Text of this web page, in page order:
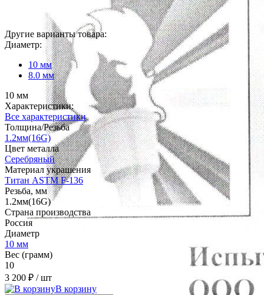
Другие варианты товара:
Диаметр:
10 мм
8.0 мм
10 мм
Характеристики:
Все характеристики
Толщина/Резьба
1.2мм(16G)
Цвет металла
Серебряный
Материал украшения
Титан ASTM F-136
Резьба, мм
1.2мм(16G)
Страна производства
Россия
Диаметр
10 мм
Вес (грамм)
10
3 200 ₽ / шт
В корзину